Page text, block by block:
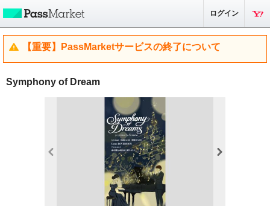
ログイン
【重要】PassMarketサービスの終了について
Symphony of Dream